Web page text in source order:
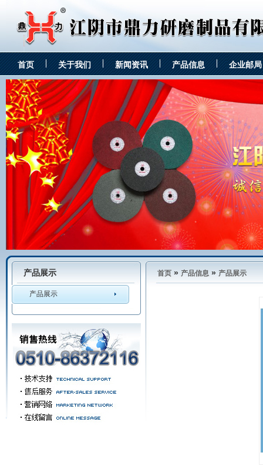
首页 关于我们 新闻资讯 产品信息 企业邮局
产品展示
产品展示
首页 » 产品信息 » 产品展示